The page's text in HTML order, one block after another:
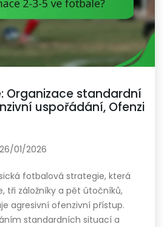
Organizace standardní
uspořádání, Ofenzi
26/01/2026
fotbalová strategie, která
tři záložníky a pět útočníků,
agresivní ofenzivní přístup.
standardních situací a